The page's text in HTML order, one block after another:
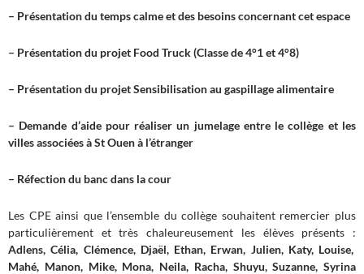
– Présentation du temps calme et des besoins concernant cet espace
– Présentation du projet Food Truck (Classe de 4°1 et 4°8)
– Présentation du projet Sensibilisation au gaspillage alimentaire
– Demande d’aide pour réaliser un jumelage entre le collège et les
villes associées à St Ouen à l’étranger
– Réfection du banc dans la cour
Les CPE ainsi que l’ensemble du collège souhaitent remercier plus
particulièrement et très chaleureusement les élèves présents :
Adlens, Célia, Clémence, Djaël, Ethan, Erwan, Julien, Katy, Louise,
Mahé, Manon, Mike, Mona, Neila, Racha, Shuyu, Suzanne, Syrina